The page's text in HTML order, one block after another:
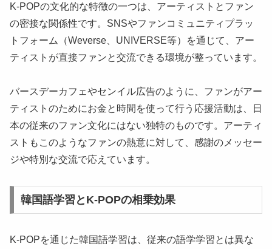
K-POPの文化的な特徴の一つは、アーティストとファン
の密接な関係性です。SNSやファンコミュニティプラッ
トフォーム（Weverse、UNIVERSE等）を通じて、アー
ティストが直接ファンと交流できる環境が整っています。
バースデーカフェやセンイル広告のように、ファンがアー
ティストのためにお金と時間を使って行う応援活動は、日
本の従来のファン文化にはない独特のものです。アーティ
ストもこのようなファンの熱意に対して、感謝のメッセー
ジや特別な交流で応えています。
韓国語学習とK-POPの相乗効果
K-POPを通じた韓国語学習は、従来の語学学習とは異な